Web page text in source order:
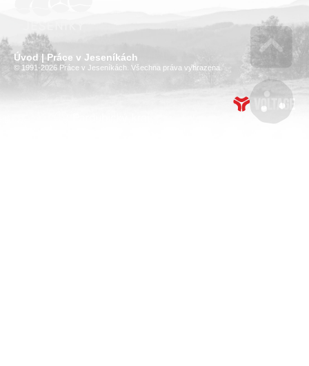
Úvod | Práce v Jeseníkách
© 1991-2026 Práce v Jeseníkách. Všechna práva vyhrazena.
Go